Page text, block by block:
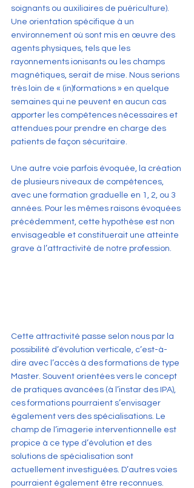
soignants ou auxiliaires de puériculture).
Une orientation spécifique à un
environnement où sont mis en œuvre des
agents physiques, tels que les
rayonnements ionisants ou les champs
magnétiques, serait de mise. Nous serions
très loin de « (in)formations » en quelque
semaines qui ne peuvent en aucun cas
apporter les compétences nécessaires et
attendues pour prendre en charge des
patients de façon sécuritaire.
Une autre voie parfois évoquée, la création
de plusieurs niveaux de compétences,
avec une formation graduelle en 1, 2, ou 3
années. Pour les mêmes raisons évoquées
précédemment, cette hypothèse est non
envisageable et constituerait une atteinte
grave à l’attractivité de notre profession.
Cette attractivité passe selon nous par la
possibilité d’évolution verticale, c’est-à-
dire avec l’accès à des formations de type
Master. Souvent orientées vers le concept
de pratiques avancées (à l’instar des IPA),
ces formations pourraient s’envisager
également vers des spécialisations. Le
champ de l’imagerie interventionnelle est
propice à ce type d’évolution et des
solutions de spécialisation sont
actuellement investiguées. D’autres voies
pourraient également être reconnues.